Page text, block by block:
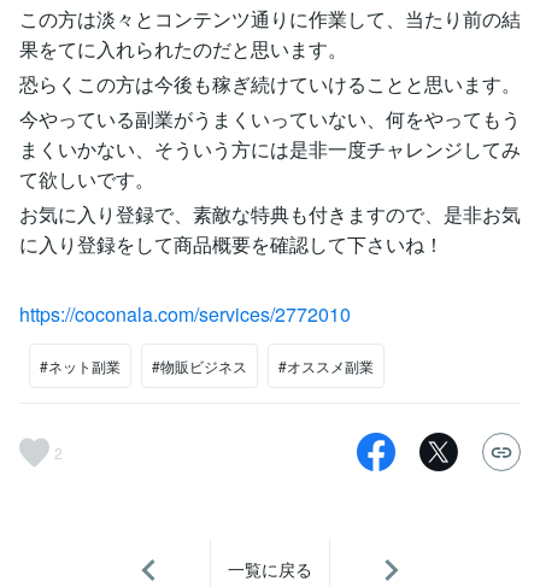
この方は淡々とコンテンツ通りに作業して、当たり前の結
果をてに入れられたのだと思います。
恐らくこの方は今後も稼ぎ続けていけることと思います。
今やっている副業がうまくいっていない、何をやってもう
まくいかない、そういう方には是非一度チャレンジしてみ
て欲しいです。
お気に入り登録で、素敵な特典も付きますので、是非お気
に入り登録をして商品概要を確認して下さいね！
https://coconala.com/services/2772010
#ネット副業 #物販ビジネス #オススメ副業
2
一覧に戻る